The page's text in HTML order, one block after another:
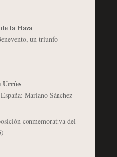
la Haza
un triunfo
Urríes
Mariano Sánchez
conmemorativa del